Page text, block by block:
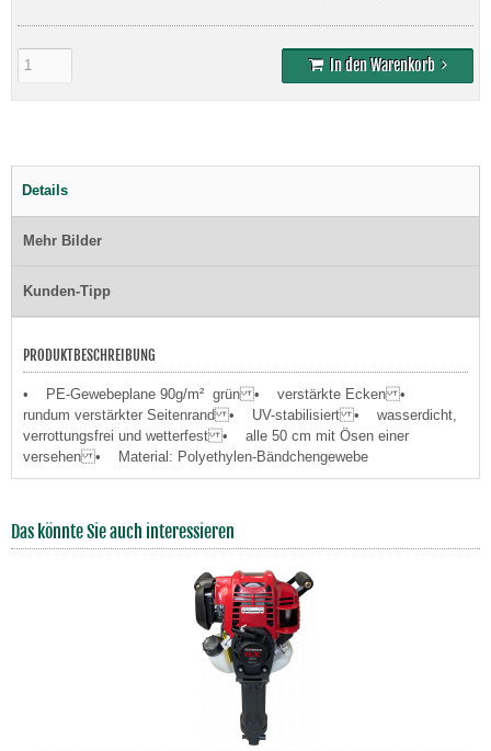
In den Warenkorb
Details
Mehr Bilder
Kunden-Tipp
PRODUKTBESCHREIBUNG
• PE-Gewebeplane 90g/m² grün • verstärkte Ecken •
rundum verstärkter Seitenrand • UV-stabilisiert • wasserdicht,
verrottungsfrei und wetterfest • alle 50 cm mit Ösen einer
versehen • Material: Polyethylen-Bändchengewebe
Das könnte Sie auch interessieren